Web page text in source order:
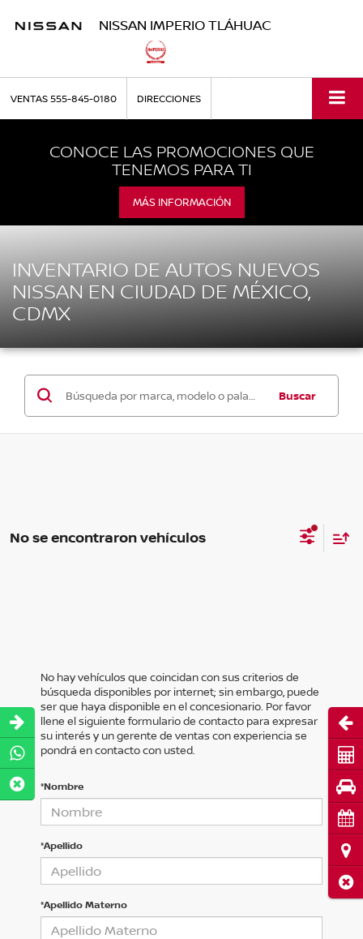
NISSAN IMPERIO TLÁHUAC
VENTAS555-845-0180 DIRECCIONES
CONOCE LAS PROMOCIONES QUE
TENEMOS PARA TI
MÁS INFORMACIÓN
INVENTARIO DE AUTOS NUEVOS
NISSAN EN CIUDAD DE MÉXICO,
CDMX
Buscar
No se encontraron vehículos
No hay vehículos que coincidan con sus criterios de
búsqueda disponibles por internet; sin embargo, puede
ser que haya disponible en el concesionario. Por favor
llene el siguiente formulario de contacto para expresar
su interés y un gerente de ventas con experiencia se
pondrá en contacto con usted.
*Nombre
*Apellido
*Apellido Materno